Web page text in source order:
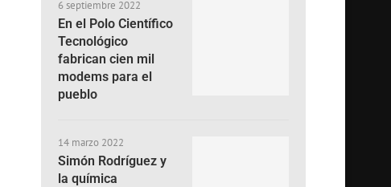
6 septiembre 2022
En el Polo Científico
Tecnológico
fabrican cien mil
modems para el
pueblo
14 marzo 2022
Simón Rodríguez y
la química